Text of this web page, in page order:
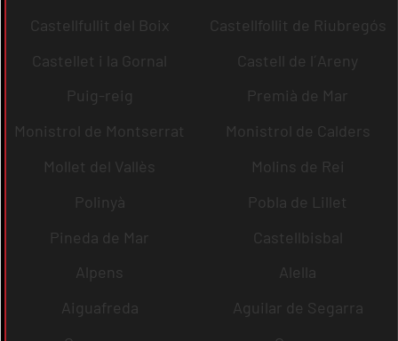
Castellfullit del Boix
Castellfollit de Riubregós
Castellet i la Gornal
Castell de l´Areny
Puig-reig
Premià de Mar
Monistrol de Montserrat
Monistrol de Calders
Mollet del Vallès
Molins de Rei
Polinyà
Pobla de Lillet
Pineda de Mar
Castellbisbal
Alpens
Alella
Aiguafreda
Aguilar de Segarra